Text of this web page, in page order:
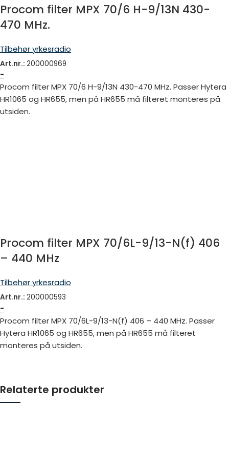
Procom filter MPX 70/6 H-9/13N 430-
470 MHz.
Tilbehør yrkesradio
Art.nr.: 200000969
-
Procom filter MPX 70/6 H-9/13N 430-470 MHz. Passer Hytera
HR1065 og HR655, men på HR655 må filteret monteres på
utsiden.
Procom filter MPX 70/6L-9/13-N(f) 406
– 440 MHz
Tilbehør yrkesradio
Art.nr.: 200000593
-
Procom filter MPX 70/6L-9/13-N(f) 406 – 440 MHz. Passer
Hytera HR1065 og HR655, men på HR655 må filteret
monteres på utsiden.
Relaterte produkter